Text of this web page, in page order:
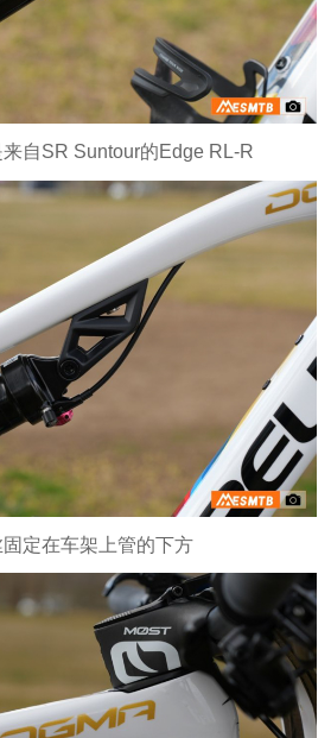
自SR Suntour的Edge RL-R
定在车架上管的下方